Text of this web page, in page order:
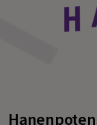
Hanenpoten